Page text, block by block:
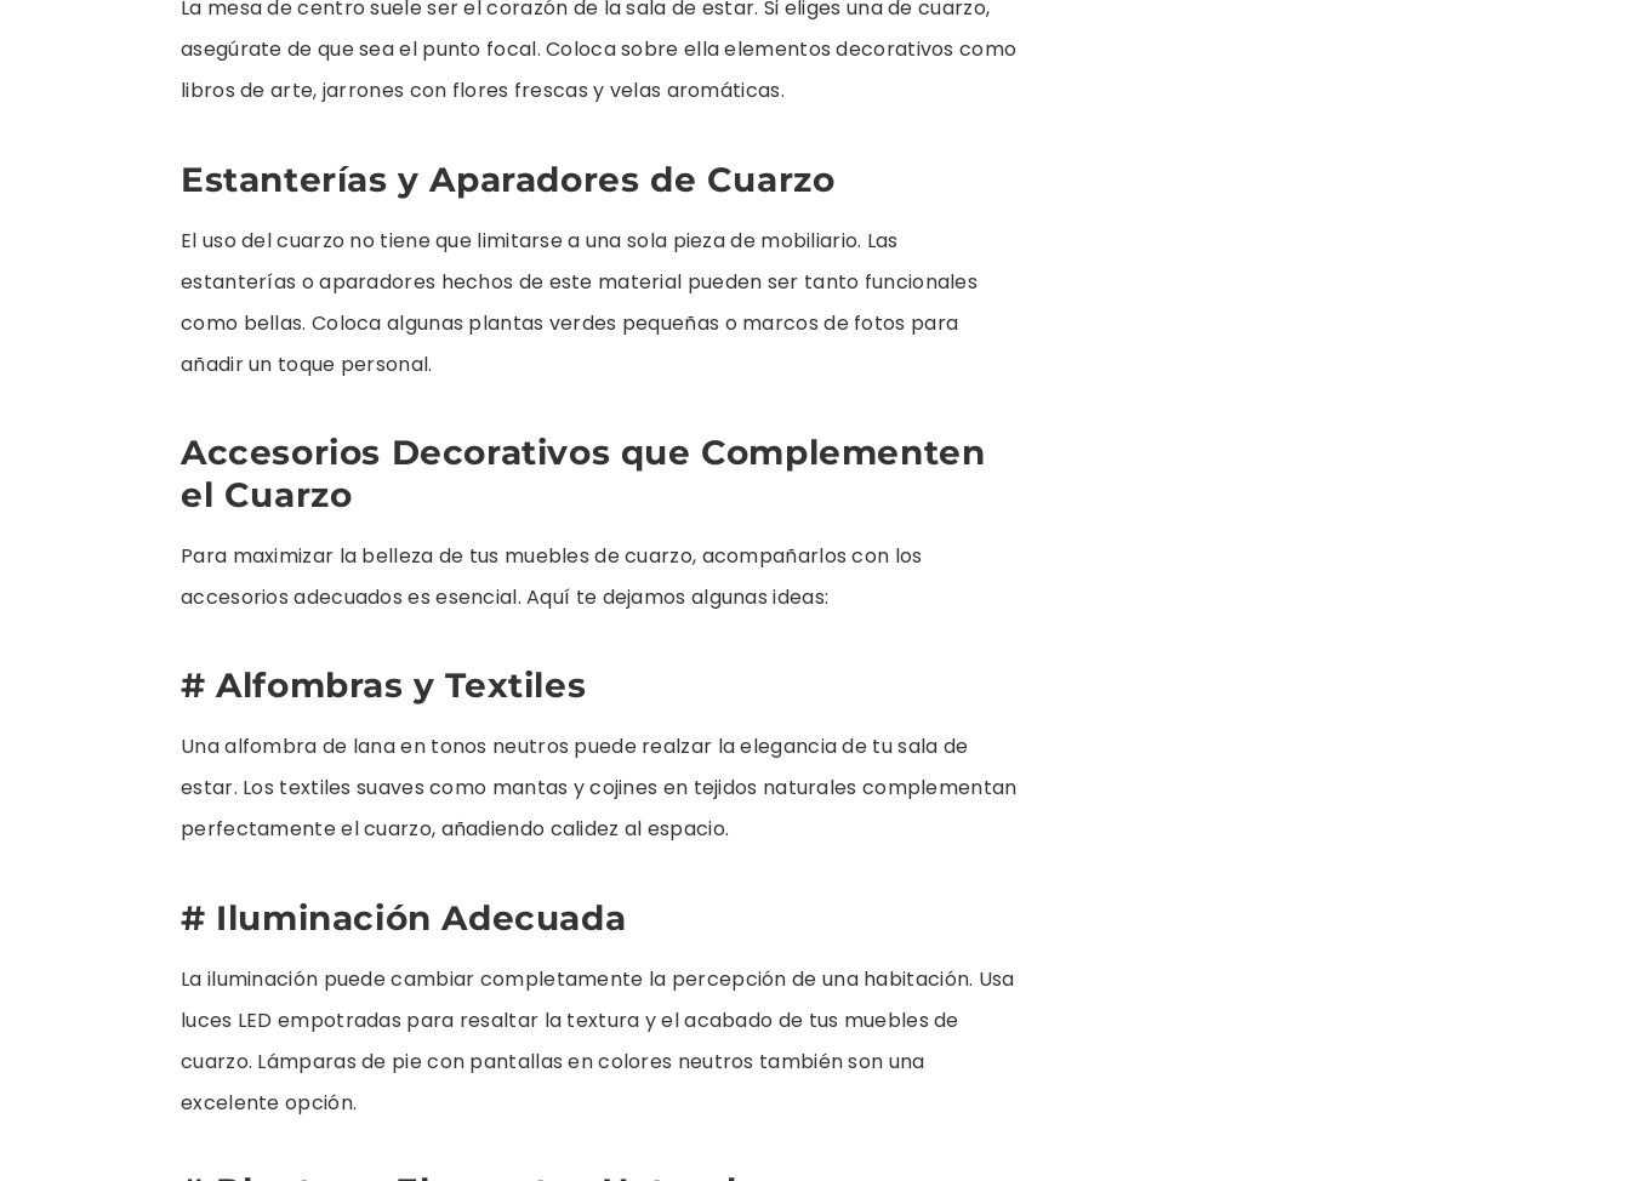
La mesa de centro suele ser el corazón de la sala de estar. Si eliges una de cuarzo,
asegúrate de que sea el punto focal. Coloca sobre ella elementos decorativos como
libros de arte, jarrones con flores frescas y velas aromáticas.
Estanterías y Aparadores de Cuarzo
El uso del cuarzo no tiene que limitarse a una sola pieza de mobiliario. Las
estanterías o aparadores hechos de este material pueden ser tanto funcionales
como bellas. Coloca algunas plantas verdes pequeñas o marcos de fotos para
añadir un toque personal.
Accesorios Decorativos que Complementen
el Cuarzo
Para maximizar la belleza de tus muebles de cuarzo, acompañarlos con los
accesorios adecuados es esencial. Aquí te dejamos algunas ideas:
# Alfombras y Textiles
Una alfombra de lana en tonos neutros puede realzar la elegancia de tu sala de
estar. Los textiles suaves como mantas y cojines en tejidos naturales complementan
perfectamente el cuarzo, añadiendo calidez al espacio.
# Iluminación Adecuada
La iluminación puede cambiar completamente la percepción de una habitación. Usa
luces LED empotradas para resaltar la textura y el acabado de tus muebles de
cuarzo. Lámparas de pie con pantallas en colores neutros también son una
excelente opción.